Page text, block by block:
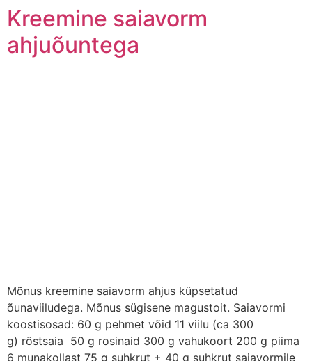
Kreemine saiavorm
ahjuõuntega
Mõnus kreemine saiavorm ahjus küpsetatud
õunaviiludega. Mõnus sügisene magustoit. Saiavormi
koostisosad: 60 g pehmet võid 11 viilu (ca 300
g) röstsaia 50 g rosinaid 300 g vahukoort 200 g piima
6 munakollast 75 g suhkrut + 40 g suhkrut saiavormile